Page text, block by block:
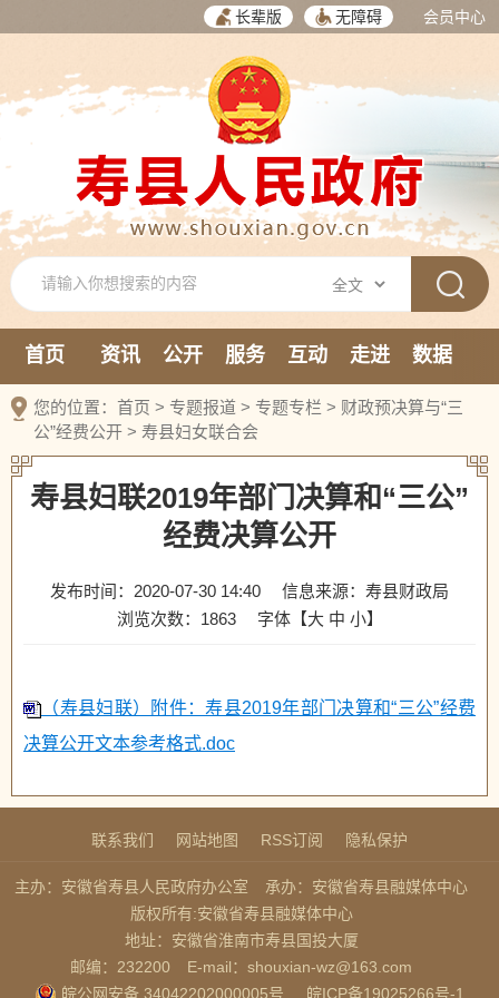
长辈版 无障碍 会员中心
首页 资讯 公开 服务 互动 走进
数据
新媒体
您的位置： 首页 > 专题报道 > 专题专栏 > 财政预决算与“三
公”经费公开 > 寿县妇女联合会
寿县妇联2019年部门决算和“三公”
经费决算公开
发布时间：2020-07-30 14:40
信息来源：寿县财政局
浏览次数： 1863 字体【大 中 小】
（寿县妇联）附件：寿县2019年部门决算和“三公”经费
决算公开文本参考格式.doc
联系我们 网站地图 RSS订阅 隐私保护
主办：安徽省寿县人民政府办公室
承办：安徽省寿县融媒体中心
版权所有:安徽省寿县融媒体中心
地址：安徽省淮南市寿县国投大厦
邮编：232200
E-mail：shouxian-wz@163.com
皖公网安备 34042202000005号
皖ICP备19025266号-1